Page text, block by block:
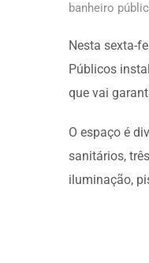
banheiro
Nesta sexta-
Públicos
que vai
O espaço é
sanitários,
iluminação,